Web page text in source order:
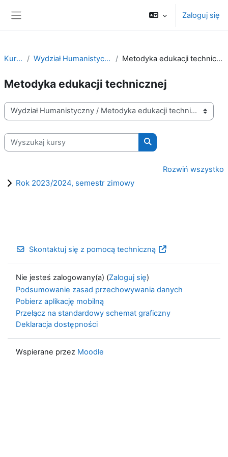
Zaloguj się
Kursy Wydział Humanistyczny Metodyka edukacji technicznej
Metodyka edukacji technicznej
Kategorie kursów
Wyszukaj kursy
Wyszukaj kursy
Rozwiń wszystko
Rok 2023/2024, semestr zimowy
Skontaktuj się z pomocą techniczną
Nie jesteś zalogowany(a) (Zaloguj się)
Podsumowanie zasad przechowywania danych
Pobierz aplikację mobilną
Przełącz na standardowy schemat graficzny
Deklaracja dostępności
Wspierane przez Moodle